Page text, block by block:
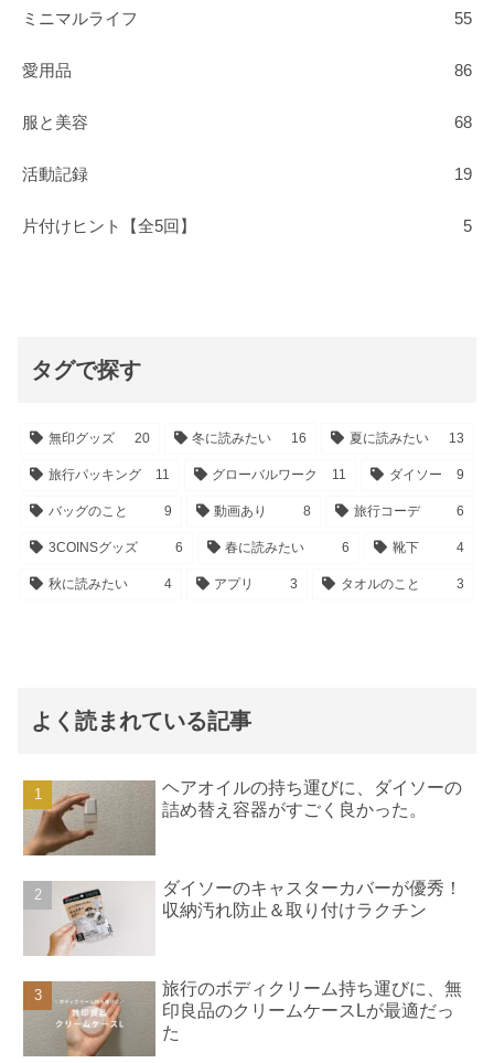
ミニマルライフ 55
愛用品 86
服と美容 68
活動記録 19
片付けヒント【全5回】 5
タグで探す
無印グッズ 20 冬に読みたい 16 夏に読みたい 13
旅行パッキング 11 グローバルワーク 11 ダイソー 9
バッグのこと 9 動画あり 8 旅行コーデ 6
3COINSグッズ 6 春に読みたい 6 靴下 4
秋に読みたい 4 アプリ 3 タオルのこと 3
よく読まれている記事
ヘアオイルの持ち運びに、ダイソーの
詰め替え容器がすごく良かった。
ダイソーのキャスターカバーが優秀！
収納汚れ防止＆取り付けラクチン
旅行のボディクリーム持ち運びに、無
印良品のクリームケースLが最適だっ
た